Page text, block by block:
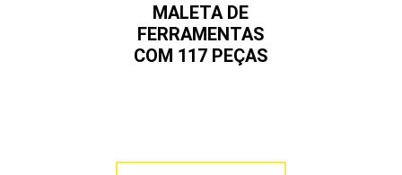
MALETA DE
FERRAMENTAS
COM 117 PEÇAS